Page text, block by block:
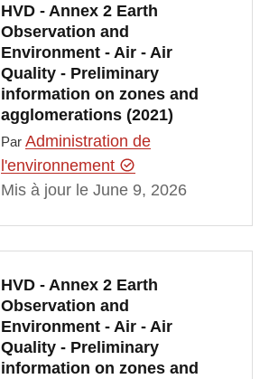
HVD - Annex 2 Earth
Observation and
Environment - Air - Air
Quality - Preliminary
information on zones and
agglomerations (2021)
Par Administration de
l'environnement
Mis à jour le June 9, 2026
HVD - Annex 2 Earth
Observation and
Environment - Air - Air
Quality - Preliminary
information on zones and